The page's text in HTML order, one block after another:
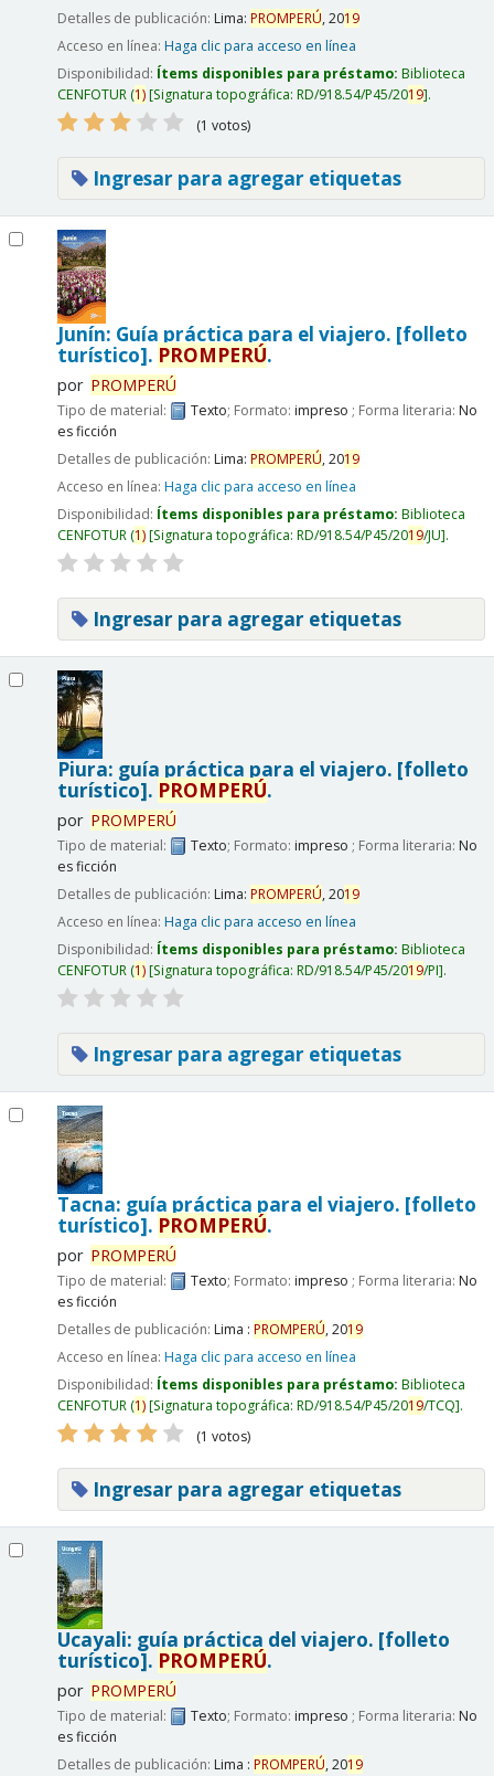
Detalles de publicación: Lima: PROMPERÚ,2019
Acceso en línea: Haga clic para acceso en línea
Disponibilidad: Ítems disponibles para préstamo: Biblioteca
CENFOTUR(1) Signatura topográfica: RD/918.54/P45/2019 .
(1 votos)
Ingresar para agregar etiquetas
Junín: Guía práctica para el viajero. [folleto
turístico]. PROMPERÚ.
por PROMPERÚ
Tipo de material: Texto; Formato: impreso ; Forma literaria: No
es ficción
Detalles de publicación: Lima: PROMPERÚ,2019
Acceso en línea: Haga clic para acceso en línea
Disponibilidad: Ítems disponibles para préstamo: Biblioteca
CENFOTUR(1) Signatura topográfica: RD/918.54/P45/2019/JU .
Ingresar para agregar etiquetas
Piura: guía práctica para el viajero. [folleto
turístico]. PROMPERÚ.
por PROMPERÚ
Tipo de material: Texto; Formato: impreso ; Forma literaria: No
es ficción
Detalles de publicación: Lima: PROMPERÚ,2019
Acceso en línea: Haga clic para acceso en línea
Disponibilidad: Ítems disponibles para préstamo: Biblioteca
CENFOTUR(1) Signatura topográfica: RD/918.54/P45/2019/PI .
Ingresar para agregar etiquetas
Tacna: guía práctica para el viajero. [folleto
turístico]. PROMPERÚ.
por PROMPERÚ
Tipo de material: Texto; Formato: impreso ; Forma literaria: No
es ficción
Detalles de publicación: Lima : PROMPERÚ,2019
Acceso en línea: Haga clic para acceso en línea
Disponibilidad: Ítems disponibles para préstamo: Biblioteca
CENFOTUR(1) Signatura topográfica: RD/918.54/P45/2019/TCQ .
(1 votos)
Ingresar para agregar etiquetas
Ucayali: guía práctica del viajero. [folleto
turístico]. PROMPERÚ.
por PROMPERÚ
Tipo de material: Texto; Formato: impreso ; Forma literaria: No
es ficción
Detalles de publicación: Lima : PROMPERÚ,2019